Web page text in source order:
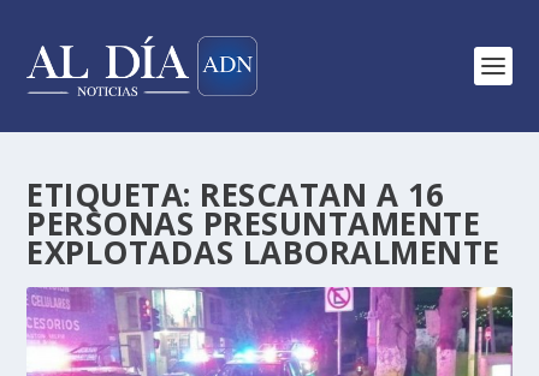
ETIQUETA: RESCATAN A 16
PERSONAS PRESUNTAMENTE
EXPLOTADAS LABORALMENTE